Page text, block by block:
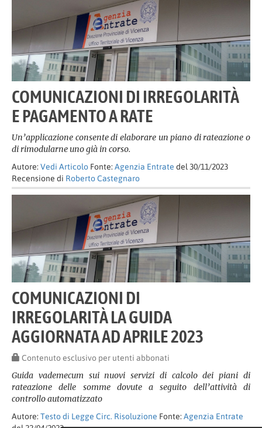
COMUNICAZIONI DI IRREGOLARITÀ
E PAGAMENTO A RATE
Un’applicazione consente di elaborare un piano di rateazione o
di rimodularne uno già in corso.
Autore: Vedi Articolo Fonte: Agenzia Entrate del 30/11/2023
Recensione di Roberto Castegnaro
COMUNICAZIONI DI
IRREGOLARITÀ LA GUIDA
AGGIORNATA AD APRILE 2023
Contenuto esclusivo per utenti abbonati
Guida vademecum sui nuovi servizi di calcolo dei piani di
rateazione delle somme dovute a seguito dell’attività di
controllo automatizzato
Autore: Testo di Legge Circ. Risoluzione Fonte: Agenzia Entrate